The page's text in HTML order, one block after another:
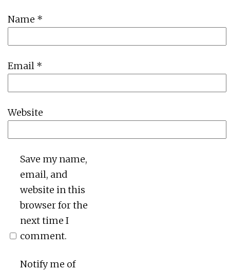
Name *
Email *
Website
Save my name,
email, and
website in this
browser for the
next time I
comment.
Notify me of